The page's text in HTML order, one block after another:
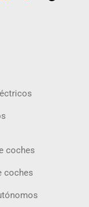
coches
coches